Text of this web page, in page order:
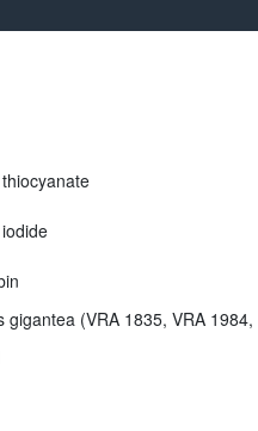
gigantea (VRA 1835, VRA